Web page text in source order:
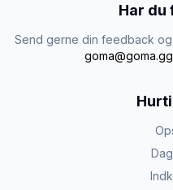
Har du
Send gerne din feedback
goma@goma.gg